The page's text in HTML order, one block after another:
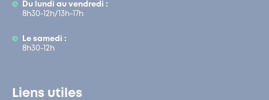
Du lundi au vendredi :
8h30-12h/13h-17h
Le samedi :
8h30-12h
Liens utiles